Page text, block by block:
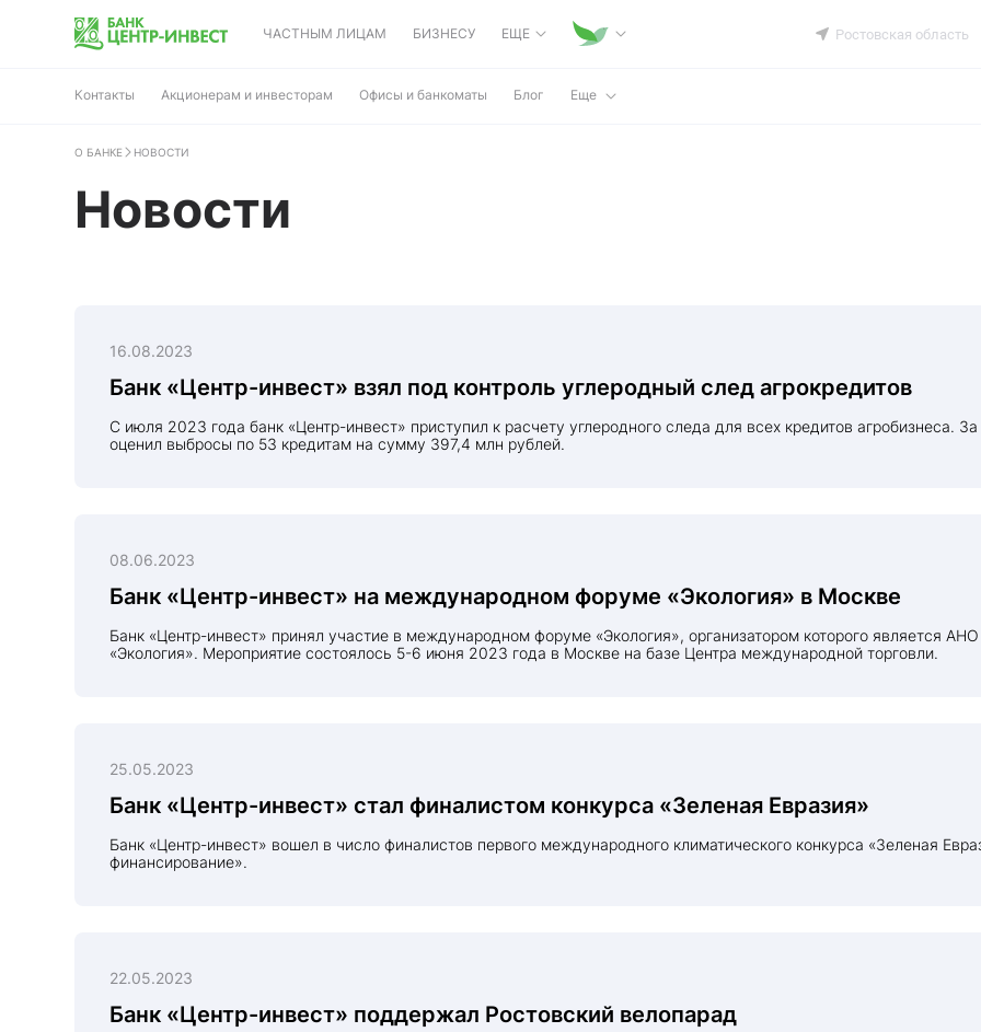
ЧАСТНЫМ ЛИЦАМ БИЗНЕСУ ЕЩЕ Ростовская область
Контакты Акционерам и инвесторам Офисы и банкоматы Блог Еще
О БАНКЕ НОВОСТИ
Новости
16.08.2023
Банк «Центр-инвест» взял под контроль углеродный след агрокредитов
С июля 2023 года банк «Центр-инвест» приступил к расчету углеродного следа для всех кредитов агробизнеса. За 1,5 месяца с момента запуска методологии банк
оценил выбросы по 53 кредитам на сумму 397,4 млн рублей.
08.06.2023
Банк «Центр-инвест» на международном форуме «Экология» в Москве
Банк «Центр-инвест» принял участие в международном форуме «Экология», организатором которого является АНО Центр содействия природоохранным инициативам
«Экология». Мероприятие состоялось 5-6 июня 2023 года в Москве на базе Центра международной торговли.
25.05.2023
Банк «Центр-инвест» стал финалистом конкурса «Зеленая Евразия»
Банк «Центр-инвест» вошел в число финалистов первого международного климатического конкурса «Зеленая Евразия» и завоевал 2-е место в номинации «Зеленое
финансирование».
22.05.2023
Банк «Центр-инвест» поддержал Ростовский велопарад